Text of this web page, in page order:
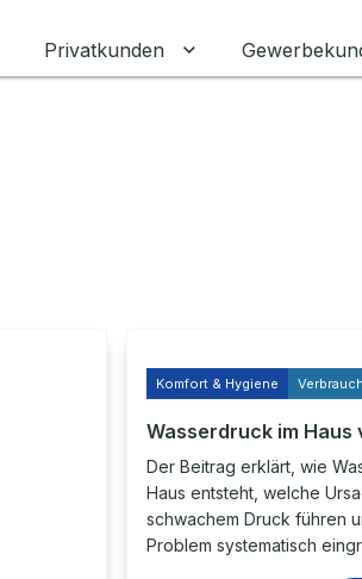
für Erneuerbare Energien
Privatkunden Untermenü für
umschalten
Komfort & Hygiene
Wasserdruck im Haus
Der Beitrag erklärt, wie
Haus entsteht, welche
schwachem Druck führen
Problem systematisch